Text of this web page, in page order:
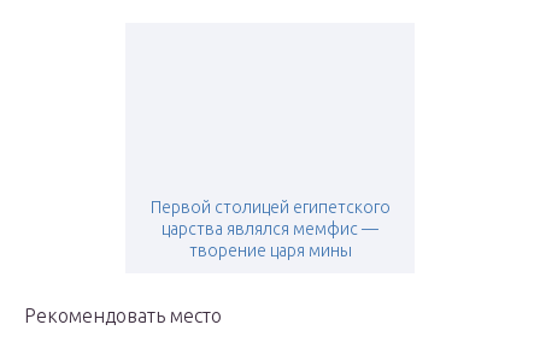
Первой столицей египетского
царства являлся мемфис —
творение царя мины
Рекомендовать место